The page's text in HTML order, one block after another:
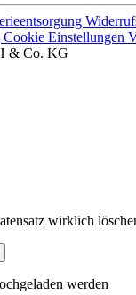
Cookie Einstellungen
& Co. KG
wirklich
werden